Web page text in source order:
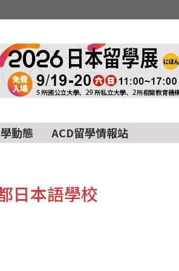
動態 ACD留學情報站
日本語學校